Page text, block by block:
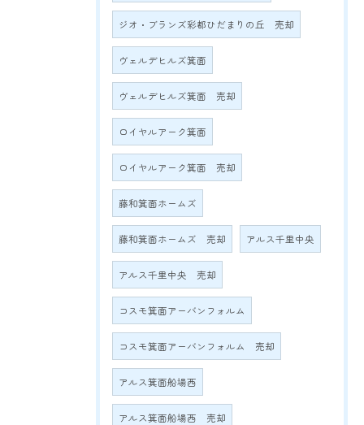
ジオ・ブランズ彩都ひだまりの丘 売却
ヴェルデヒルズ箕面
ヴェルデヒルズ箕面 売却
ロイヤルアーク箕面
ロイヤルアーク箕面 売却
藤和箕面ホームズ
藤和箕面ホームズ 売却 アルス千里中央
アルス千里中央 売却
コスモ箕面アーバンフォルム
コスモ箕面アーバンフォルム 売却
アルス箕面船場西
アルス箕面船場西 売却